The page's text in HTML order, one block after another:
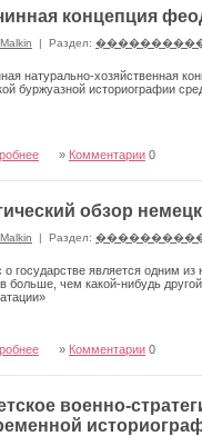
концепция
Malkin | Раздел:
натурально-хозяйственная
буржуазной историографии
» Комментарии 0
обзор
Malkin | Раздел:
о государстве является одним
больше, чем какой-нибудь
» Комментарии 0
военно-